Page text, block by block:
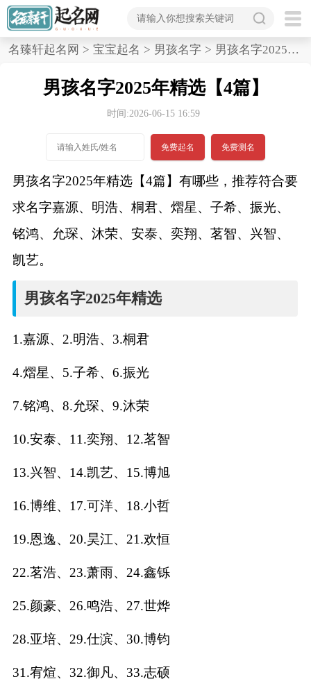
首
名
名
男孩名字打分
女孩名字打分
生
肖
名臻轩起名网 > 宝宝起名 > 男孩名字 > 男孩名字2025年精选,4篇
男孩名字2025年精选【4篇】
时间:2026-06-15 16:59
免费起名 免费测名
男孩名字2025年精选【4篇】有哪些，推荐符合要
求名字嘉源、明浩、桐君、熠星、子希、振光、
铭鸿、允琛、沐荣、安泰、奕翔、茗智、兴智、
凯艺。
男孩名字2025年精选
1.嘉源、2.明浩、3.桐君
4.熠星、5.子希、6.振光
7.铭鸿、8.允琛、9.沐荣
10.安泰、11.奕翔、12.茗智
13.兴智、14.凯艺、15.博旭
16.博维、17.可洋、18.小哲
19.恩逸、20.昊江、21.欢恒
22.茗浩、23.萧雨、24.鑫铄
25.颜豪、26.鸣浩、27.世烨
28.亚培、29.仕滨、30.博钧
31.宥煊、32.御凡、33.志硕